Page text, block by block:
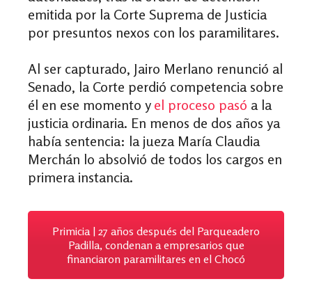
emitida por la Corte Suprema de Justicia
por presuntos nexos con los paramilitares.
Al ser capturado, Jairo Merlano renunció al
Senado, la Corte perdió competencia sobre
él en ese momento y el proceso pasó a la
justicia ordinaria. En menos de dos años ya
había sentencia: la jueza María Claudia
Merchán lo absolvió de todos los cargos en
primera instancia.
Primicia | 27 años después del Parqueadero
Padilla, condenan a empresarios que
financiaron paramilitares en el Chocó